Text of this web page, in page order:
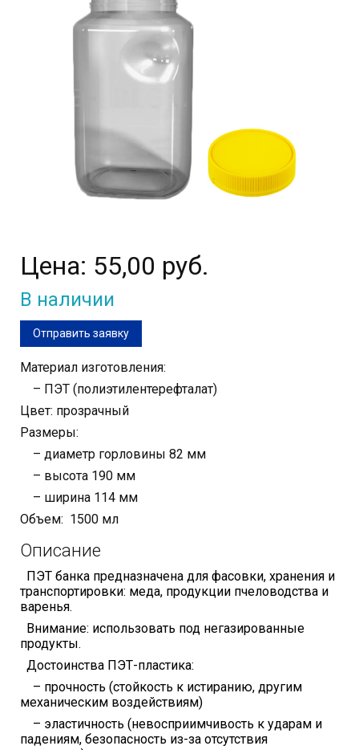
Цена: 55,00 руб.
В наличии
Отправить заявку
Материал изготовления:
– ПЭТ (полиэтилентерефталат)
Цвет: прозрачный
Размеры:
– диаметр горловины 82 мм
– высота 190 мм
– ширина 114 мм
Объем: 1500 мл
Описание
ПЭТ банка предназначена для фасовки, хранения и
транспортировки: меда, продукции пчеловодства и
варенья.
Внимание: использовать под негазированные
продукты.
Достоинства ПЭТ-пластика:
– прочность (стойкость к истиранию, другим
механическим воздействиям)
– эластичность (невосприимчивость к ударам и
падениям, безопасность из-за отсутствия